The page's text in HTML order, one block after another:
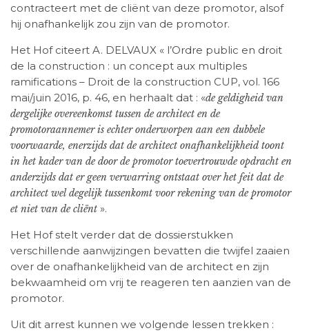
contracteert met de cliënt van deze promotor, alsof
hij onafhankelijk zou zijn van de promotor.
Het Hof citeert A. DELVAUX « l’Ordre public en droit
de la construction : un concept aux multiples
ramifications – Droit de la construction CUP, vol. 166
mai/juin 2016, p. 46, en herhaalt dat : «de geldigheid van
dergelijke overeenkomst tussen de architect en de
promotoraannemer is echter onderworpen aan een dubbele
voorwaarde, enerzijds dat de architect onafhankelijkheid toont
in het kader van de door de promotor toevertrouwde opdracht en
anderzijds dat er geen verwarring ontstaat over het feit dat de
architect wel degelijk tussenkomt voor rekening van de promotor
et niet van de cliënt ».
Het Hof stelt verder dat de dossierstukken
verschillende aanwijzingen bevatten die twijfel zaaien
over de onafhankelijkheid van de architect en zijn
bekwaamheid om vrij te reageren ten aanzien van de
promotor.
Uit dit arrest kunnen we volgende lessen trekken :